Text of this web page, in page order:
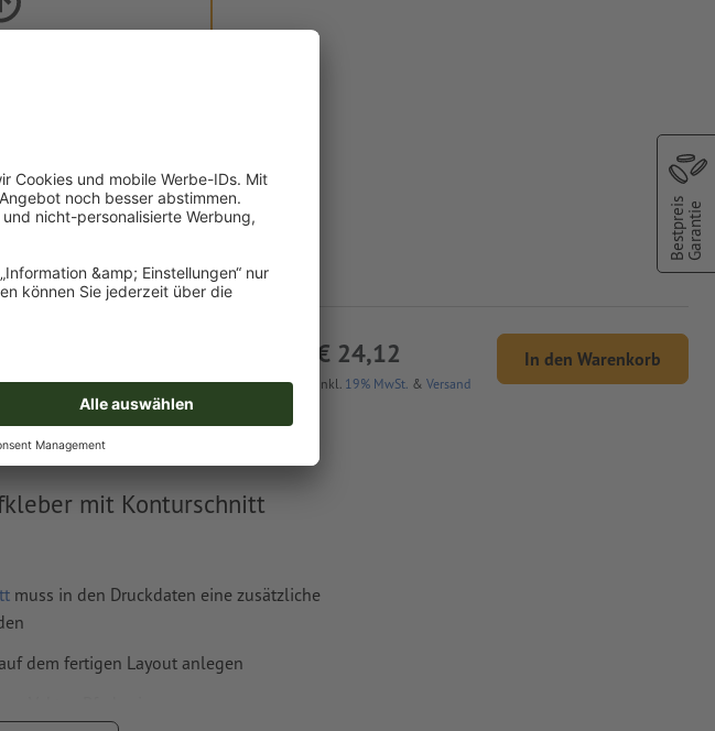
netto Inkl. 19% MwSt. & Versand
€ 24,12 In den Warenkorb
mit Konturschnitt
muss in den Druckdaten eine zusätzliche
dem fertigen Layout anlegen
BestpreisGarantie